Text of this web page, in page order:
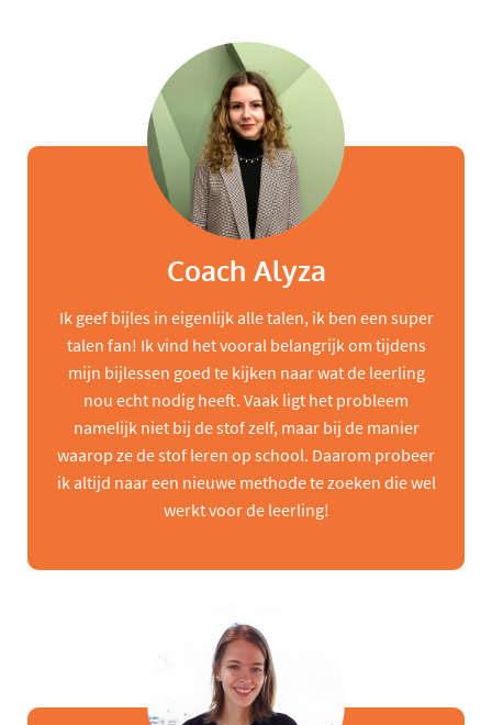
Coach Alyza
Ik geef bijles in eigenlijk alle talen, ik ben een super
talen fan! Ik vind het vooral belangrijk om tijdens
mijn bijlessen goed te kijken naar wat de leerling
nou echt nodig heeft. Vaak ligt het probleem
namelijk niet bij de stof zelf, maar bij de manier
waarop ze de stof leren op school. Daarom probeer
ik altijd naar een nieuwe methode te zoeken die wel
werkt voor de leerling!